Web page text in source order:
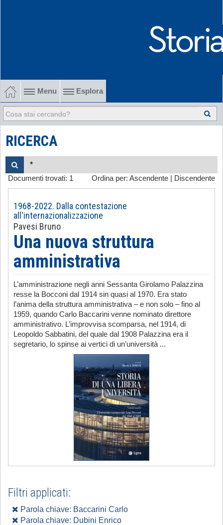
Menu Esplora
1902-1915 Gli esordi
1915-1945 Tra le due guerre
1945-1968 Dalla liberazione al '68
1968-2022 Dalla contestazione all'internazionalizzazione
-
RICERCA
Ordina per: Ascendente Discendente
Documenti trovati: 1
1968-2022. Dalla contestazione
all'internazionalizzazione
Pavesi Bruno
Una nuova struttura
amministrativa
L’amministrazione negli anni Sessanta Girolamo Palazzina
resse la Bocconi dal 1914 sin quasi al 1970. Era stato
l’anima della struttura amministrativa – e non solo – fino al
1959, quando Carlo Baccarini venne nominato direttore
amministrativo. L’improvvisa scomparsa, nel 1914, di
Leopoldo Sabbatini, del quale dal 1908 Palazzina era il
segretario, lo spinse ai vertici di un’università ...
Filtri applicati:
Parola chiave: Baccarini Carlo
Parola chiave: Dubini Enrico